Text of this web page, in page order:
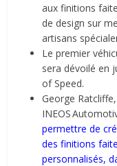
aux finitions
de design sur
artisans
Le premier
sera dévoilé en
of Speed.
George
INEOS
permettre de
des finitions
personnalisés,